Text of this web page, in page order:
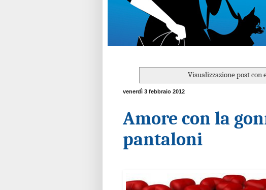
Visualizzazione post
venerdì 3 febbraio 2012
Amore con la
pantaloni